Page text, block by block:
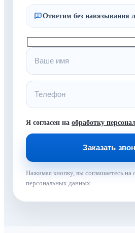
Ответим без навязывания
Я согласен на обработку
Нажимая кнопку, вы соглашаетесь на
персональных данных.